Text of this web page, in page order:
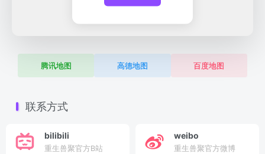
腾讯地图 高德地图 百度地图
联系方式
bilibili
重生兽聚官方B站
weibo
重生兽聚官方微博